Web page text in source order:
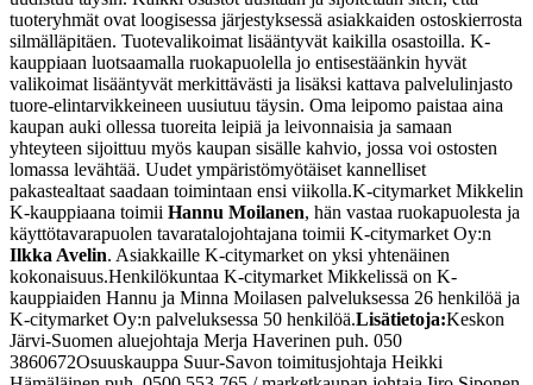
tuoteryhmät ovat loogisessa järjestyksessä asiakkaiden ostoskierrosta
silmälläpitäen. Tuotevalikoimat lisääntyvät kaikilla osastoilla. K-
kauppiaan luotsaamalla ruokapuolella jo entisestäänkin hyvät
valikoimat lisääntyvät merkittävästi ja lisäksi kattava palvelulinjasto
tuore-elintarvikkeineen uusiutuu täysin. Oma leipomo paistaa aina
kaupan auki ollessa tuoreita leipiä ja leivonnaisia ja samaan
yhteyteen sijoittuu myös kaupan sisälle kahvio, jossa voi ostosten
lomassa levähtää. Uudet ympäristömyötäiset kannelliset
pakastealtaat saadaan toimintaan ensi viikolla.K-citymarket Mikkelin
K-kauppiaana toimii Hannu Moilanen, hän vastaa ruokapuolesta ja
käyttötavarapuolen tavaratalojohtajana toimii K-citymarket Oy:n
Ilkka Avelin. Asiakkaille K-citymarket on yksi yhtenäinen
kokonaisuus.Henkilökuntaa K-citymarket Mikkelissä on K-
kauppiaiden Hannu ja Minna Moilasen palveluksessa 26 henkilöä ja
K-citymarket Oy:n palveluksessa 50 henkilöä.Lisätietoja:Keskon
Järvi-Suomen aluejohtaja Merja Haverinen puh. 050
3860672Osuuskauppa Suur-Savon toimitusjohtaja Heikki